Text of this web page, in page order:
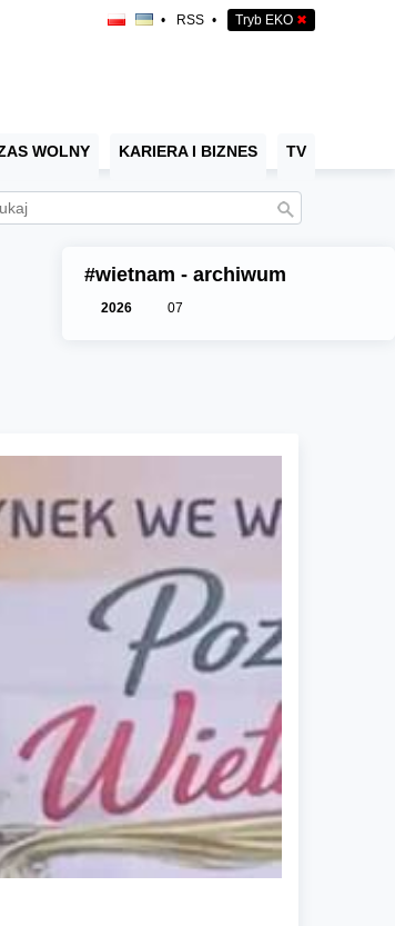
• RSS • Tryb EKO ✖
WOLNY KARIERA I BIZNES TV
#wietnam - archiwum
2026 07